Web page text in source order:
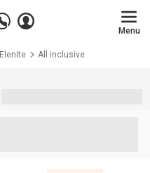
Zadzwoń
+48 71 771 76 55
Zaloguj
Menu
Elenite All inclusive